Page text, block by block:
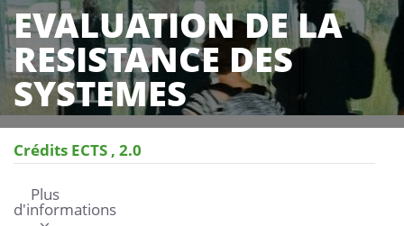
EVALUATION DE LA
RESISTANCE DES
SYSTEMES
Crédits ECTS 2.0
Plus
d'informations